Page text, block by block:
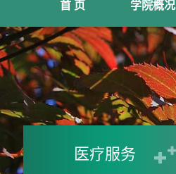
首 页 学院概况
医疗服务